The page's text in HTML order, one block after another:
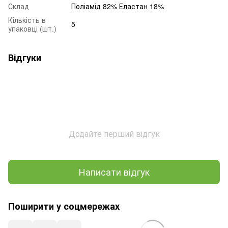
Склад
Поліамід 82% Еластан 18%
Кількість в
упаковці (шт.)
5
Відгуки
Додайте перший відгук
Написати відгук
Поширити у соцмережах